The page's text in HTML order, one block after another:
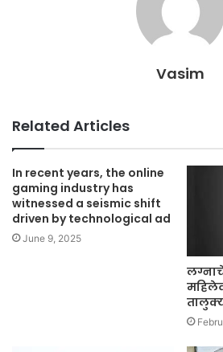
Vasim
Related Articles
In recent years, the online
gaming industry has
witnessed a seismic shift
driven by technological ad
June 9, 2025